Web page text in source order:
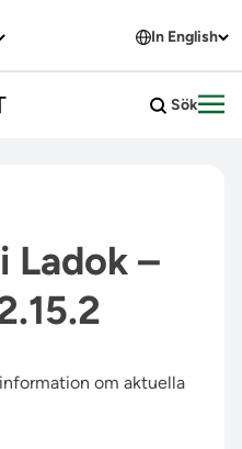
In English
Sök
Ladok –
om aktuella